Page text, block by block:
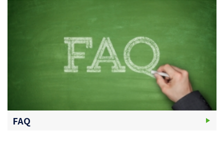
FAQ